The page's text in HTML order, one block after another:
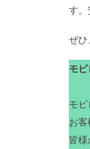
す。
ぜひ
モ
モ
お
皆